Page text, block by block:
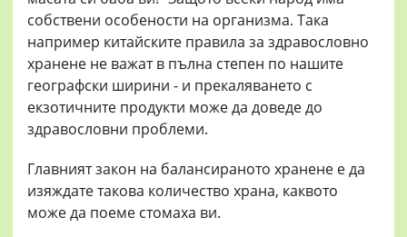
собствени особености на организма. Така
например китайските правила за здравословно
хранене не важат в пълна степен по нашите
географски ширини - и прекаляването с
екзотичните продукти може да доведе до
здравословни проблеми.
Главният закон на балансираното хранене е да
изяждате такова количество храна, каквото
може да поеме стомаха ви.